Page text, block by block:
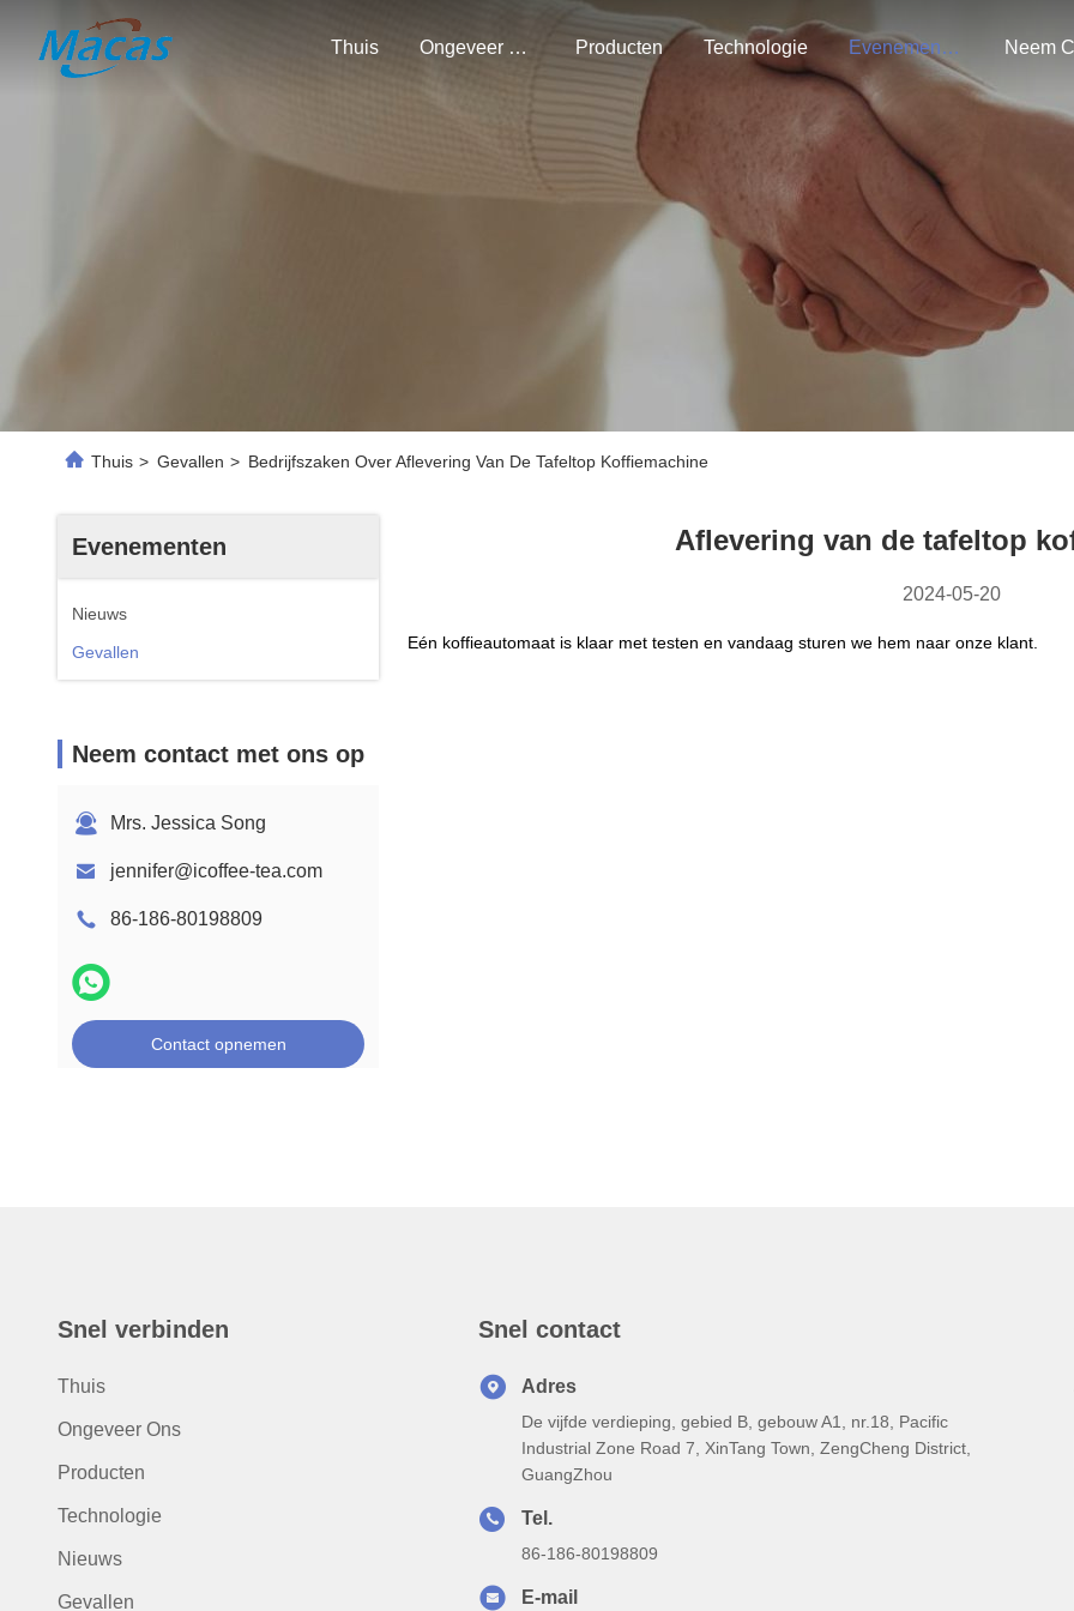
Thuis Ongeveer Ons Producten Technologie Evenementen
Thuis > Gevallen > Bedrijfszaken Over Aflevering Van De Tafeltop Koffiemachine
Evenementen
Nieuws
Gevallen
Neem contact met ons op
Mrs. Jessica Song
jennifer@icoffee-tea.com
86-186-80198809
Contact opnemen
Aflevering van de tafeltop
2024-05-20
Eén koffieautomaat is klaar met testen en vandaag sturen we hem naar onze klant.
Snel verbinden
Thuis
Ongeveer Ons
Producten
Technologie
Nieuws
Gevallen
Snel contact
Adres
De vijfde verdieping, gebied B, gebouw A1, nr.18, Pacific
Industrial Zone Road 7, XinTang Town, ZengCheng District,
GuangZhou
Tel.
86-186-80198809
E-mail